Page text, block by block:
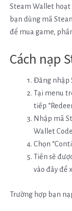
Steam Wallet
bạn dùng mã
để mua game,
Cách nạp
Đăng nhập
Tại menu
tiếp
Nhập mã
Wallet
Chọn
Tiền sẽ
vào đây để
Trường hợp bạn